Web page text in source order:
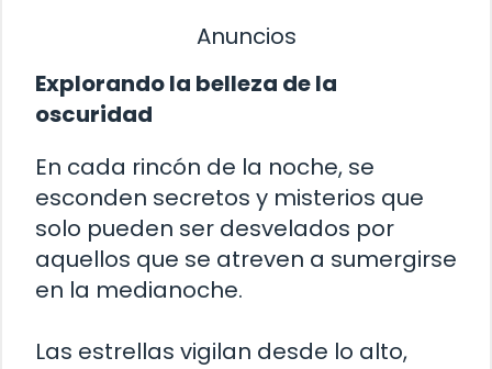
Anuncios
Explorando la belleza de la
oscuridad
En cada rincón de la noche, se
esconden secretos y misterios que
solo pueden ser desvelados por
aquellos que se atreven a sumergirse
en la medianoche.
Las estrellas vigilan desde lo alto,